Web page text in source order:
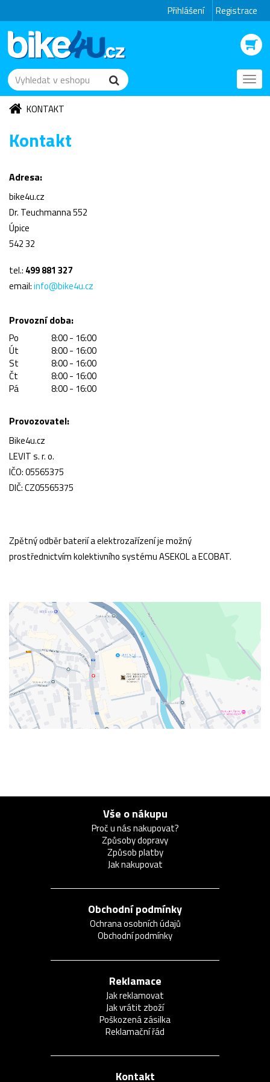
Přihlášení Registrace
KONTAKT
Kontakt
Adresa:
bike4u.cz
Dr. Teuchmanna 552
Úpice
542 32
tel.: 499 881 327
email:info@bike4u.cz
Provozní doba:
Po
8:00 - 16:00
Út
8:00 - 16:00
St
8:00 - 16:00
Čt
8:00 - 16:00
Pá
8:00 - 16:00
Provozovatel:
Bike4u.cz
LEVIT s. r. o.
IČO: 05565375
DIČ: CZ05565375
Zpětný odběr baterií a elektrozařízení je možný
prostřednictvím kolektivního systému ASEKOL a ECOBAT.
Vše o nákupu
Proč u nás nakupovat?
Způsoby dopravy
Způsob platby
Jak nakupovat
Obchodní podmínky
Ochrana osobních údajů
Obchodní podmínky
Reklamace
Jak reklamovat
Jak vrátit zboží
Poškozená zásilka
Reklamační řád
Kontakt